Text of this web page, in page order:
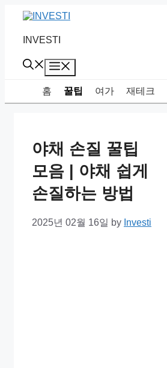
Skip
INVESTI
홈 꿀팁 여가 재테크
야채 손질 꿀팁
모음 | 야채 쉽게
손질하는 방법
2025년 02월 16일 by Investi